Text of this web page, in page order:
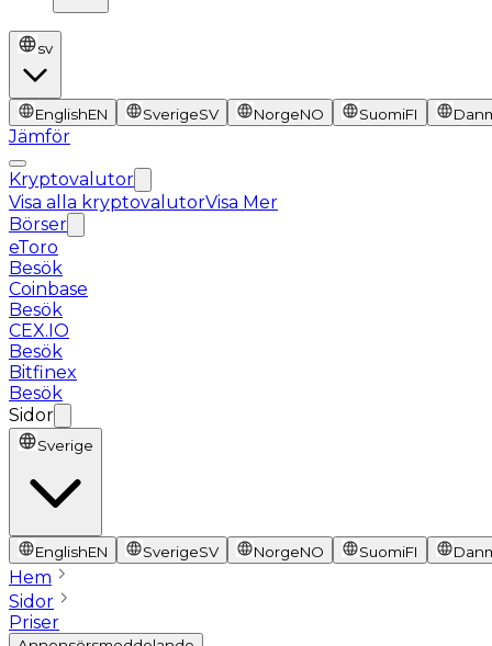
sv
EnglishEN SverigeSV NorgeNO SuomiFI
Jämför
Kryptovalutor
Visa alla kryptovalutorVisa Mer
Börser
eToro
Besök
Coinbase
Besök
CEX.IO
Besök
Bitfinex
Besök
Sidor
Sverige
EnglishEN SverigeSV NorgeNO SuomiFI
Hem
Sidor
Priser